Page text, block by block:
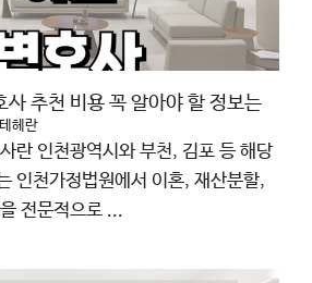
사 추천 비용 꼭 알아야 할 정보는
헤란
란 인천광역시와 부천, 김포 등 해당
인천가정법원에서 이혼, 재산분할,
전문적으로 ...